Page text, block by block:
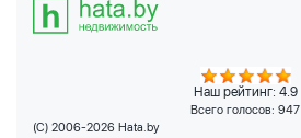
Наш рейтинг: 4.9
Всего голосов: 947
(C) 2006-2026 Hata.by